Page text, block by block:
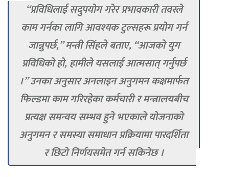
“प्रविधिलाई सदुपयोग गरेर प्रभावकारी तवरले
काम गर्नका लागि आवश्यक टुल्सहरू प्रयोग गर्न
जान्नुपर्छ,” मन्त्री सिंहले बताए, “आजको युग
प्रविधिको हो, हामीले यसलाई आत्मसात् गर्नुपर्छ
।” उनका अनुसार अनलाइन अनुगमन कक्षमार्फत
फिल्डमा काम गरिरहेका कर्मचारी र मन्त्रालयबीच
प्रत्यक्ष समन्वय सम्भव हुने भएकाले योजनाको
अनुगमन र समस्या समाधान प्रक्रियामा पारदर्शिता
र छिटो निर्णयसमेत गर्न सकिनेछ ।